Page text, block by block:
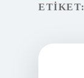
ETIKET: